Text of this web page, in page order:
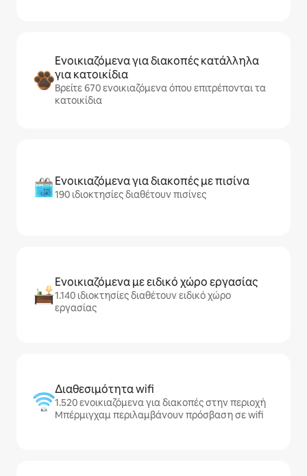
Ενοικιαζόμενα για διακοπές κατάλληλα
για κατοικίδια
Βρείτε 670 ενοικιαζόμενα όπου επιτρέπονται τα
κατοικίδια
Ενοικιαζόμενα για διακοπές με πισίνα
190 ιδιοκτησίες διαθέτουν πισίνες
Ενοικιαζόμενα με ειδικό χώρο εργασίας
1.140 ιδιοκτησίες διαθέτουν ειδικό χώρο
εργασίας
Διαθεσιμότητα wifi
1.520 ενοικιαζόμενα για διακοπές στην περιοχή
Μπέρμιγχαμ περιλαμβάνουν πρόσβαση σε wifi